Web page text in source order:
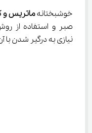
خوشبختانه ماتریس و
نیازی به درگیر شدن با